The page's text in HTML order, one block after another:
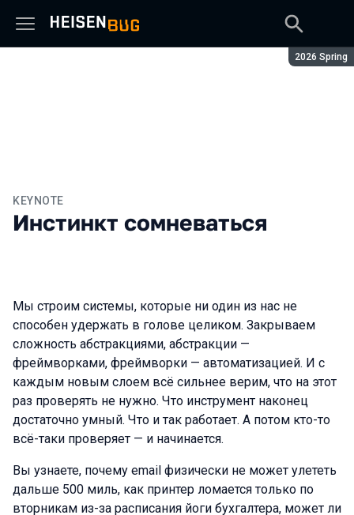
Сезон:
2026 Spring
KEYNOTE
Инстинкт сомневаться
Мы строим системы, которые ни один из нас не
способен удержать в голове целиком. Закрываем
сложность абстракциями, абстракции —
фреймворками, фреймворки — автоматизацией. И с
каждым новым слоем всё сильнее верим, что на этот
раз проверять не нужно. Что инструмент наконец
достаточно умный. Что и так работает. А потом кто-то
всё-таки проверяет — и начинается.
Вы узнаете, почему email физически не может улететь
дальше 500 миль, как принтер ломается только по
вторникам из-за расписания йоги бухгалтера, может ли